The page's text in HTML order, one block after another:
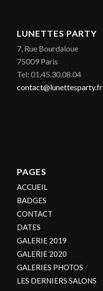
LUNETTES PARTY
7, Rue Bourdaloue
75009 Paris
Tel: 01.45.30.08.04
contact@lunettesparty.fr
PAGES
ACCUEIL
BADGES
CONTACT
DATES
GALERIE 2019
GALERIE 2020
GALERIES PHOTOS
LES DERNIERS SALONS